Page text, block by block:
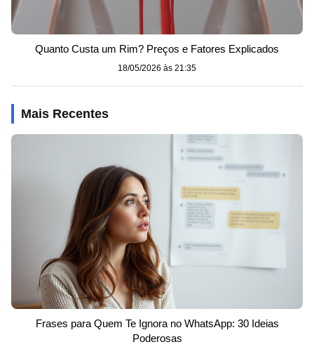
Quanto Custa um Rim? Preços e Fatores Explicados
18/05/2026 às 21:35
Mais Recentes
Frases para Quem Te Ignora no WhatsApp: 30 Ideias
Poderosas